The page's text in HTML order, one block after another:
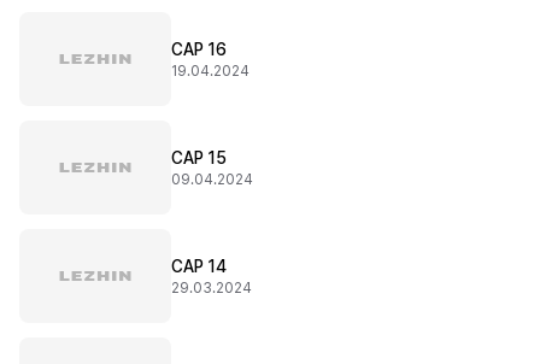
CAP 16
19.04.2024
CAP 15
09.04.2024
CAP 14
29.03.2024